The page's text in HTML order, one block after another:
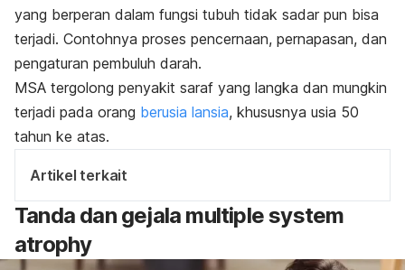
yang berperan dalam fungsi tubuh tidak sadar pun bisa
terjadi. Contohnya proses pencernaan, pernapasan, dan
pengaturan pembuluh darah.
MSA tergolong penyakit saraf yang langka dan mungkin
terjadi pada orang berusia lansia, khususnya usia 50
tahun ke atas.
Artikel terkait
Tanda dan gejala multiple system
atrophy